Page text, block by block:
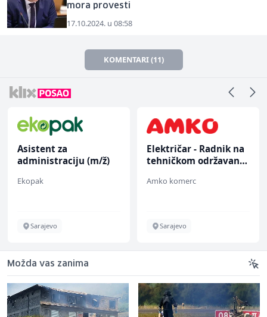
mora provesti
17.10.2024. u 08:58
KOMENTARI (11)
Asistent za
administraciju (m/ž)
Ekopak
Sarajevo
Električar - Radnik na
tehničkom održavanju
Amko komerc
Sarajevo
Možda vas zanima